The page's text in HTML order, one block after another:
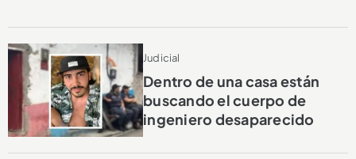
Judicial
Dentro de una casa están
buscando el cuerpo de
ingeniero desaparecido